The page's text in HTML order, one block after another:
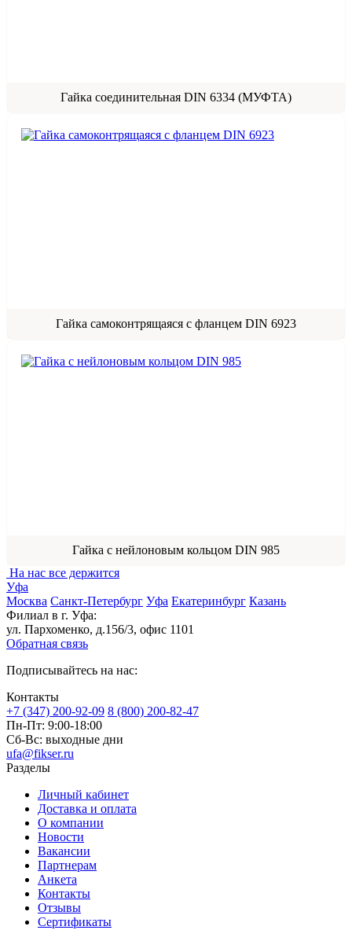
Гайка соединительная DIN 6334 (МУФТА)
Гайка самоконтрящаяся с фланцем DIN 6923
Гайка с нейлоновым кольцом DIN 985
На нас все держится
Уфа
Москва Санкт-Петербург Уфа Екатеринбург Казань
Филиал в г. Уфа:
ул. Пархоменко, д.156/3, офис 1101
Обратная связь
Подписывайтесь на нас:
Контакты
+7 (347) 200-92-09 8 (800) 200-82-47
Пн-Пт: 9:00-18:00
Сб-Вс: выходные дни
ufa@fikser.ru
Разделы
Личный кабинет
Доставка и оплата
О компании
Новости
Вакансии
Партнерам
Анкета
Контакты
Отзывы
Сертификаты